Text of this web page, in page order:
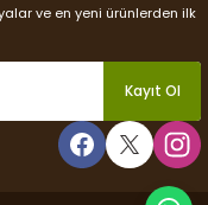
ve en yeni ürünlerden ilk
Kayıt Ol